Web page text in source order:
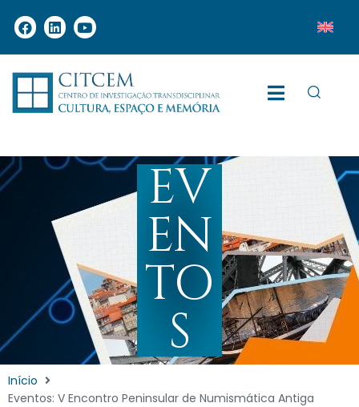
EV
EN
TO
S
Início
Eventos: V Encontro Peninsular de Numismática Antiga